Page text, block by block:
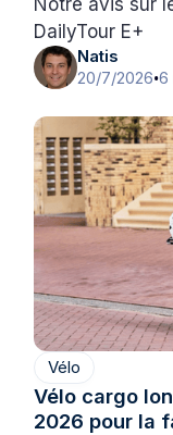
DailyTour E+
Natis
20/7/2026•6
Vélo
Vélo cargo
2026 pour la